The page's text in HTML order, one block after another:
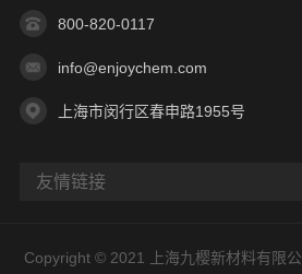
800-820-0117
info@enjoychem.com
上海市闵行区春申路1955号
友情链接
Copyright © 2021 上海九樱新材料有限